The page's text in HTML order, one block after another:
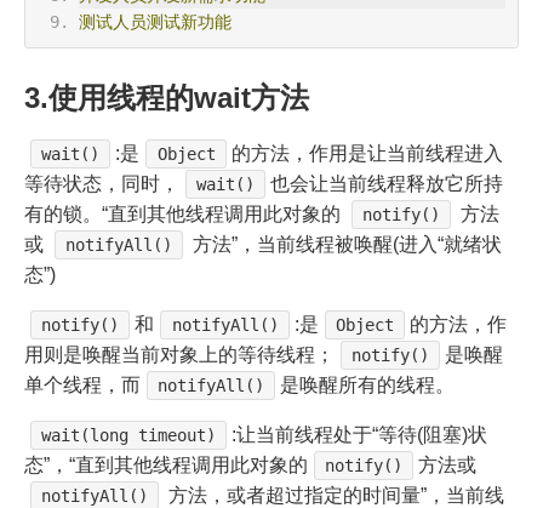
测试人员测试新功能
3.使用线程的wait方法
wait() :是 Object
的方法，作用是让当前线程进入
等待状态，同时，
wait()
也会让当前线程释放它所持
有的锁。“直到其他线程调用此对象的
notify()
方法
或
notifyAll()
方法”，当前线程被唤醒(进入“就绪状
态”)
notify() 和 notifyAll() :是 Object
的方法，作
用则是唤醒当前对象上的等待线程；
notify()
是唤醒
单个线程，而
notifyAll() 是唤醒所有的线程。
wait(long timeout)
:让当前线程处于“等待(阻塞)状
态”，“直到其他线程调用此对象的
notify() 方法或
notifyAll()
方法，或者超过指定的时间量”，当前线